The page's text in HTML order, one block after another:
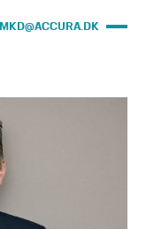
MKD@ACCURA.DK